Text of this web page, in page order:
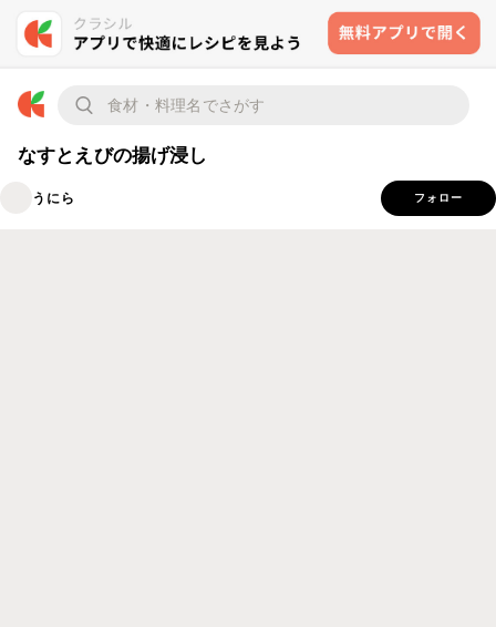
なすとえびの揚げ浸し
うにら フォロー